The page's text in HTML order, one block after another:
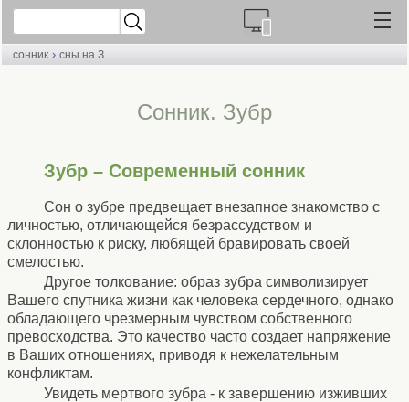
сонник › сны на З
Cонник. Зубр
Зубр – Современный сонник
Сон о зубре предвещает внезапное знакомство с
личностью, отличающейся безрассудством и
склонностью к риску, любящей бравировать своей
смелостью.
Другое толкование: образ зубра символизирует
Вашего спутника жизни как человека сердечного, однако
обладающего чрезмерным чувством собственного
превосходства. Это качество часто создает напряжение
в Ваших отношениях, приводя к нежелательным
конфликтам.
Увидеть мертвого зубра - к завершению изживших